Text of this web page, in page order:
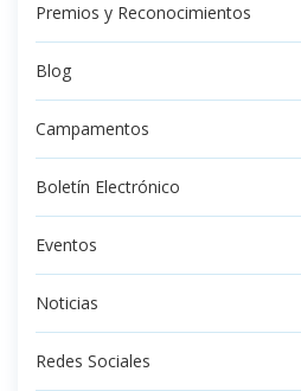
Premios y Reconocimientos
Blog
Campamentos
Boletín Electrónico
Eventos
Noticias
Redes Sociales